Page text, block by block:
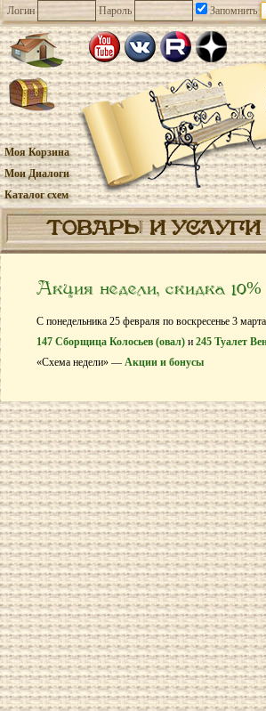
Логин Пароль Запомнить
Моя Корзина
Мои Диалоги
Каталог схем
ТОВАРЫ И УСЛУГИ
Акция недели, скидка 10%
С понедельника 25 февраля по воскресенье 3
147 Сборщица Колосьев (овал) и 245 Туалет
«Схема недели» — Акции и бонусы